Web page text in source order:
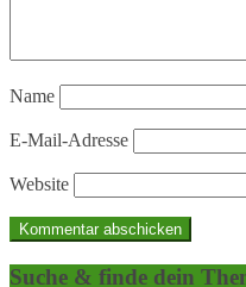
Name
E-Mail-Adresse
Website
Suche & finde dein